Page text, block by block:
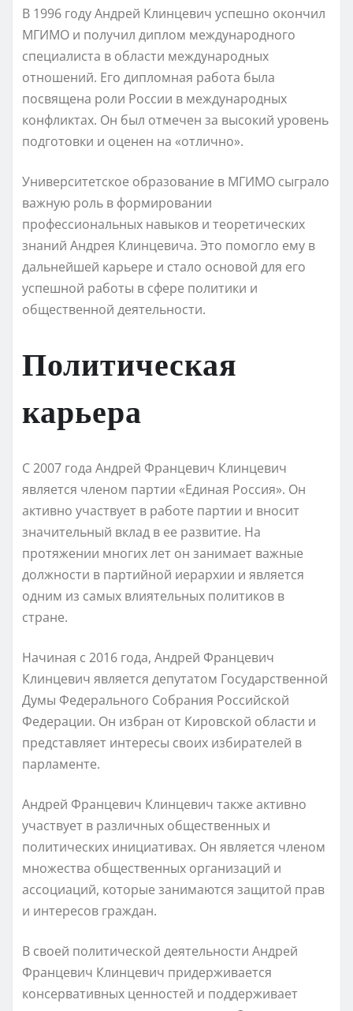
В 1996 году Андрей Клинцевич успешно окончил
МГИМО и получил диплом международного
специалиста в области международных
отношений. Его дипломная работа была
посвящена роли России в международных
конфликтах. Он был отмечен за высокий уровень
подготовки и оценен на «отлично».
Университетское образование в МГИМО сыграло
важную роль в формировании
профессиональных навыков и теоретических
знаний Андрея Клинцевича. Это помогло ему в
дальнейшей карьере и стало основой для его
успешной работы в сфере политики и
общественной деятельности.
Политическая
карьера
С 2007 года Андрей Францевич Клинцевич
является членом партии «Единая Россия». Он
активно участвует в работе партии и вносит
значительный вклад в ее развитие. На
протяжении многих лет он занимает важные
должности в партийной иерархии и является
одним из самых влиятельных политиков в
стране.
Начиная с 2016 года, Андрей Францевич
Клинцевич является депутатом Государственной
Думы Федерального Собрания Российской
Федерации. Он избран от Кировской области и
представляет интересы своих избирателей в
парламенте.
Андрей Францевич Клинцевич также активно
участвует в различных общественных и
политических инициативах. Он является членом
множества общественных организаций и
ассоциаций, которые занимаются защитой прав
и интересов граждан.
В своей политической деятельности Андрей
Францевич Клинцевич придерживается
консервативных ценностей и поддерживает